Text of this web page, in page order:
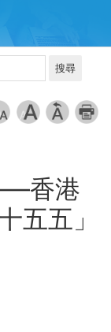
搜尋
香港
五五」